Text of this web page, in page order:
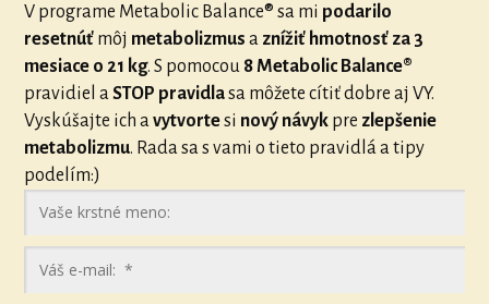
V programe Metabolic Balance® sa mi podarilo
resetnúť môj metabolizmus a znížiť hmotnosť za 3
mesiace o 21 kg. S pomocou 8 Metabolic Balance®
pravidiel aSTOP pravidlasa môžete cítiť dobre aj VY.
Vyskúšajte ich avytvortesi nový návyk pre zlepšenie
metabolizmu. Rada sa s vami o tieto pravidlá a tipy
podelím:)